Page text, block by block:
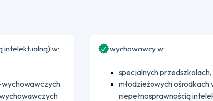
intelektualną) w:
wychowawczych,
wychowawcy w:
specjalnych
młodzieżowych
niepełnosprawnością